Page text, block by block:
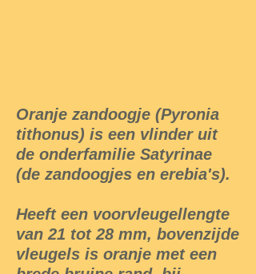
Oranje zandoogje (Pyronia
tithonus) is een vlinder uit
de onderfamilie Satyrinae
(de zandoogjes en erebia's).
Heeft een voorvleugellengte
van 21 tot 28 mm, bovenzijde
vleugels is oranje met een